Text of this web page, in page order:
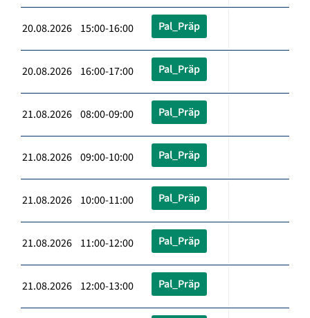
20.08.2026 15:00-16:00 Pal_Präp
20.08.2026 16:00-17:00 Pal_Präp
21.08.2026 08:00-09:00 Pal_Präp
21.08.2026 09:00-10:00 Pal_Präp
21.08.2026 10:00-11:00 Pal_Präp
21.08.2026 11:00-12:00 Pal_Präp
21.08.2026 12:00-13:00 Pal_Präp